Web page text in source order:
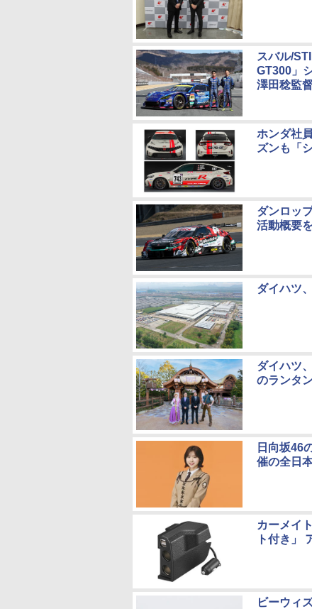
スバル/
GT300」
澤田稔監
ホンダ社
ズンも「
ダンロッ
活動概要
ダイハツ
ダイハツ
のランタ
⽇向坂46
催の全⽇
カーメイ
ト付き」
ビーウィ